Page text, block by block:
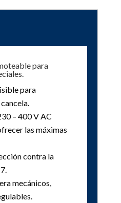
para
para
– 400 V AC
las máximas
contra la
mecánicos,